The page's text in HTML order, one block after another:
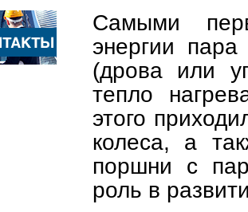
Самыми
энергии
(дрова или
тепло
этого
колеса, а
поршни с
роль в